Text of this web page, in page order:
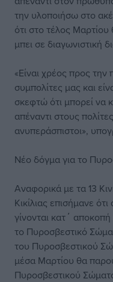
την υλοποιήσω στο
ότι στο τέλος Μαρτίου
μπει σε διαγωνιστική
«Είναι χρέος προς την
συμπολίτες μας και
σκεφτώ ότι μπορεί να
απέναντι στους
ανυπεράσπιστοι»,
Νέο δόγμα για το
Αναφορικά με τα 13
Κικίλιας επισήμανε
γίνονται κατ΄
το Πυροσβεστικό
του Πυροσβεστικού
μέσα Μαρτίου θα
Πυροσβεστικού